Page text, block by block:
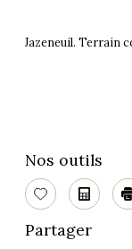
Jazeneuil. Terrain
Nos outils
Sélectionner
Partager